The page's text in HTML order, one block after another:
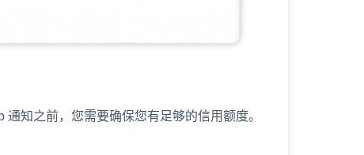
知之前，您需要确保您有足够的信用额度。